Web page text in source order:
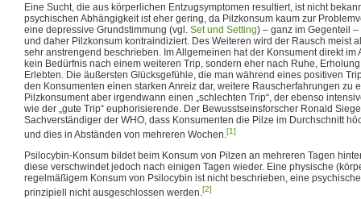
Eine Sucht, die aus körperlichen Entzugsymptomen resultiert, ist nicht
psychischen Abhängigkeit ist eher gering, da Pilzkonsum kaum zur
eine depressive Grundstimmung (vgl. Set und Setting) – ganz im Gegenteil –
und daher Pilzkonsum kontraindiziert. Des Weiteren wird der Rausch meist
sehr anstrengend beschrieben. Im Allgemeinen hat der Konsument direkt im
kein Bedürfnis nach einem weiteren Trip, sondern eher nach Ruhe,
Erlebten. Die äußersten Glücksgefühle, die man während eines positiven
den Konsumenten einen starken Anreiz dar, weitere Rauscherfahrungen zu
Pilzkonsument aber irgendwann einen „schlechten Trip“, der ebenso
wie der „gute Trip“ euphorisierende. Der Bewusstseinsforscher Ronald
Sachverständiger der WHO, dass Konsumenten die Pilze im Durchschnitt
und dies in Abständen von mehreren Wochen.[1]
Psilocybin-Konsum bildet beim Konsum von Pilzen an mehreren Tagen
diese verschwindet jedoch nach einigen Tagen wieder. Eine physische
regelmäßigem Konsum von Psilocybin ist nicht beschrieben, eine
prinzipiell nicht ausgeschlossen werden.[2]